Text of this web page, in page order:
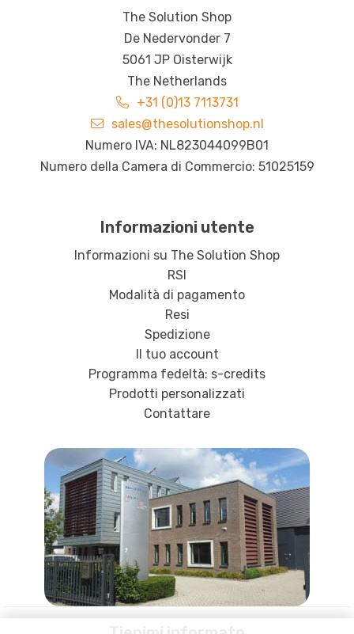
The Solution Shop
De Nedervonder 7
5061 JP Oisterwijk
The Netherlands
+31 (0)13 7113731
sales@thesolutionshop.nl
Numero IVA: NL823044099B01
Numero della Camera di Commercio: 51025159
Informazioni utente
Informazioni su The Solution Shop
RSI
Modalità di pagamento
Resi
Spedizione
Il tuo account
Programma fedeltà: s-credits
Prodotti personalizzati
Contattare